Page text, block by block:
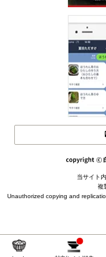
(3～4
… 1/6～1/8
… 1枚（
タラ の切り身 … 2
（無頭殻付き
きのこ … 椎茸,え
… 1束
水に昆布を入れ、
具材の下準備をする
当サイト
複
Unauthorized copying and